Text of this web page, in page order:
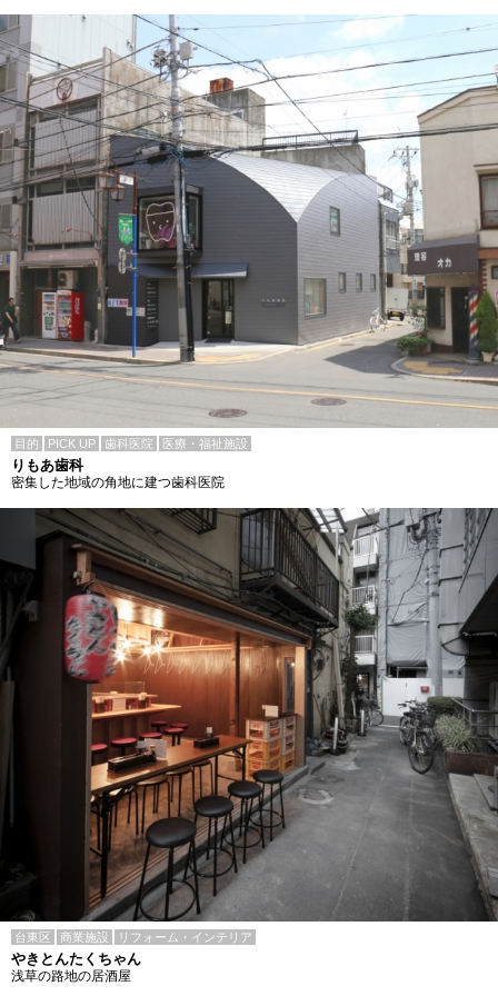
目的 PICK UP 歯科医院 医療・福祉施設
りもあ歯科
密集した地域の角地に建つ歯科医院
台東区 商業施設 リフォーム・インテリア
やきとんたくちゃん
浅草の路地の居酒屋